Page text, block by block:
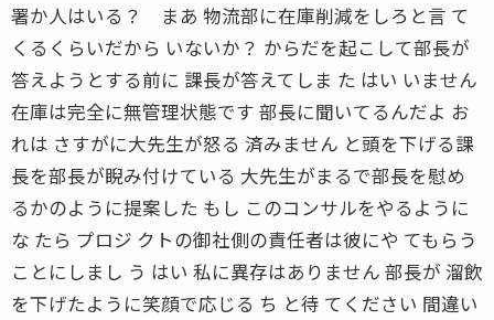
署か人はいる？ まあ 物流部に在庫削減をしろと言 て
くるくらいだから いないか？ からだを起こして部長が
答えようとする前に 課長が答えてしま た はい いません
在庫は完全に無管理状態です 部長に聞いてるんだよ お
れは さすがに大先生が怒る 済みません と頭を下げる課
長を部長が睨み付けている 大先生がまるで部長を慰め
るかのように提案した もし このコンサルをやるように
な たら プロジ クトの御社側の責任者は彼にや てもらう
ことにしまし う はい 私に異存はありません 部長が 溜飲
を下げたように笑顔で応じる ち と待 てください 間違い